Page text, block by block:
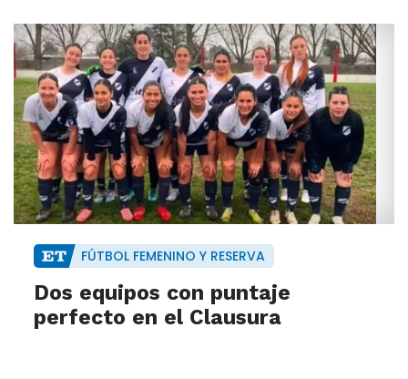
FÚTBOL FEMENINO Y RESERVA
Dos equipos con puntaje
perfecto en el Clausura